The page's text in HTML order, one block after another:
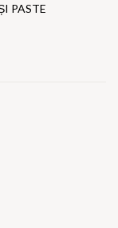
PASTE